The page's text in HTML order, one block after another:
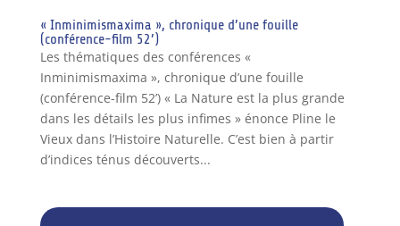
« Inminimismaxima », chronique d’une fouille
(conférence-film 52’)
Les thématiques des conférences «
Inminimismaxima », chronique d’une fouille
(conférence-film 52’) « La Nature est la plus grande
dans les détails les plus infimes » énonce Pline le
Vieux dans l’Histoire Naturelle. C’est bien à partir
d’indices ténus découverts...